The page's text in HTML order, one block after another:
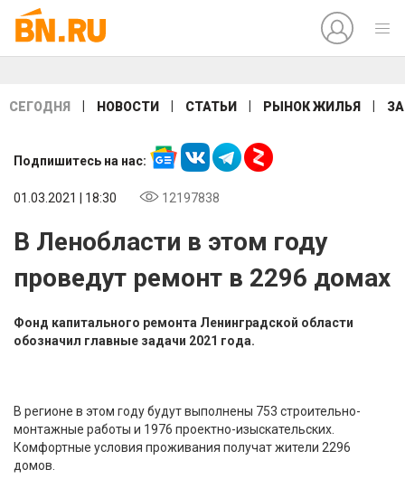
СЕГОДНЯ НОВОСТИ СТАТЬИ РЫНОК ЖИЛЬЯ
Подпишитесь на нас:
01.03.2021 | 18:30 12197838
В Ленобласти в этом году
проведут ремонт в 2296 домах
Фонд капитального ремонта Ленинградской области
обозначил главные задачи 2021 года.
В регионе в этом году будут выполнены 753 строительно-
монтажные работы и 1976 проектно-изыскательских.
Комфортные условия проживания получат жители 2296
домов.